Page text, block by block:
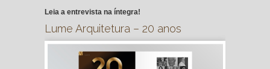
Leia a entrevista na íntegra!
Lume Arquitetura – 20 anos